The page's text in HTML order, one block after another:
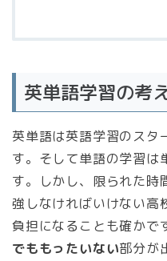
英単語学習の考
英単語は英語学習のスタ
す。そして単語の学習は
す。しかし、限られた時
強しなければいけない高
負担になることも確かで
でももったいない部分が